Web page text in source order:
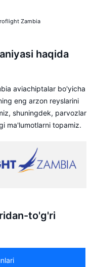
Zambia
haqida
aviachiptalar bo'yicha
eng arzon reyslarini
shuningdek, parvozlar
ma'lumotlarni topamiz.
to'g'ri